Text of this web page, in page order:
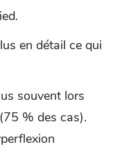
en détail ce qui
souvent lors
% des cas).